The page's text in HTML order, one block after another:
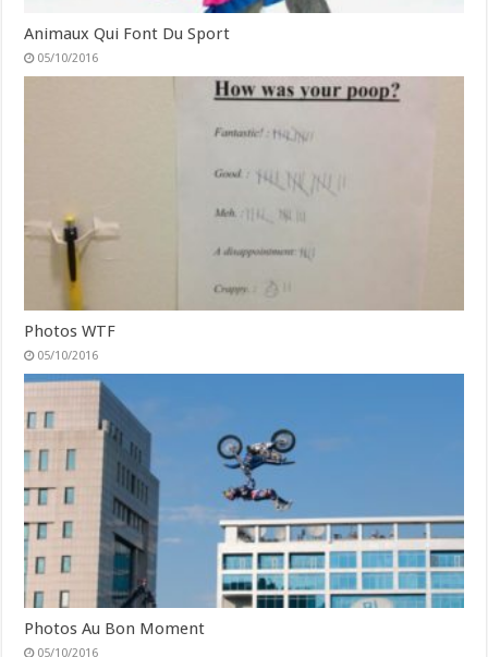
Animaux Qui Font Du Sport
05/10/2016
Photos WTF
05/10/2016
Photos Au Bon Moment
05/10/2016